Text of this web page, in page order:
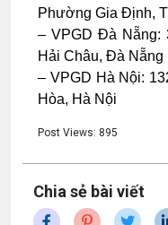
Phường Gia Định,
– VPGD Đà Nẵng:
Hải Châu, Đà Nẵng
– VPGD Hà Nội:
Hòa, Hà Nội
Post Views: 895
Chia sẻ bài viết